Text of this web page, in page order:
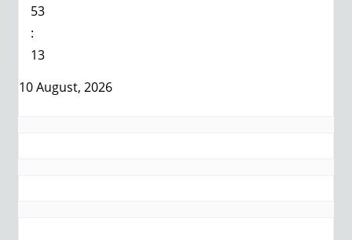
53
:
14
10 August, 2026